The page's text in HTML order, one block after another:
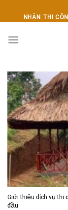
NHẬN THI
Giới thiệu dịch vụ thi
đầu